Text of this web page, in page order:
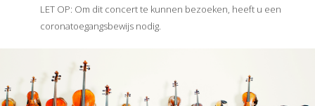
LET OP: Om dit concert te kunnen bezoeken, heeft u een
coronatoegangsbewijs nodig.